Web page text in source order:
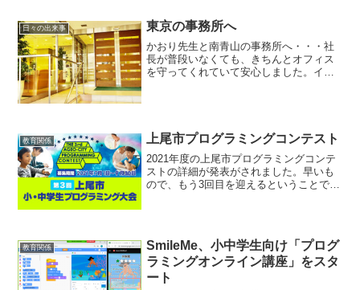
日々の出来事 東京の事務所へ
かおり先生と南青山の事務所へ・・・社
長が普段いなくても、きちんとオフィス
を守ってくれていて安心しました。イン
教育関係 上尾市プログラミングコンテスト
2021年度の上尾市プログラミングコンテ
ストの詳細が発表がされました。早いも
ので、もう3回目を迎えるということで
教育関係
SmileMe、小中学生向け「プログ
ラミングオンライン講座」をスタ
ート